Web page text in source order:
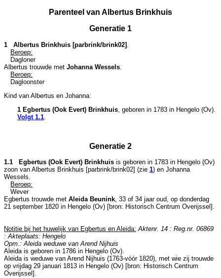
Parenteel van Albertus Brinkhuis
Generatie 1
1 Albertus Brinkhuis [parbrink/brink02]
Beroep:
Dagloner
Albertus trouwde met Johanna Wessels
Beroep:
Dagloonster
Kind van Albertus en Johanna:
1 Egbertus (Ook Evert) Brinkhuis, geboren in 1783 in Hengelo (Ov).
Volgt 1.1.
Generatie 2
1.1 Egbertus (Ook Evert) Brinkhuis is geboren in 1783 in Hengelo (Ov)
zoon van Albertus Brinkhuis [parbrink/brink02] (zie 1) en Johanna
Wessels.
Beroep:
Wever
Egbertus trouwde met Aleida Beunink, 33 of 34 jaar oud, op donderdag
21 september 1820 in Hengelo (Ov) [bron: Historisch Centrum Overijssel ].
Notitie bij het huwelijk van Egbertus en Aleida: Aktenr. 14 : Reg.nr. 06869
: Akteplaats: Hengelo
Opm.: Aleida weduwe van Arend Nijhuis
Aleida is geboren in 1786 in Hengelo (Ov).
Aleida is weduwe van Arend Nijhuis (1763-vóór 1820), met wie zij trouwde
op vrijdag 29 januari 1813 in Hengelo (Ov) [bron: Historisch Centrum
Overijssel ].